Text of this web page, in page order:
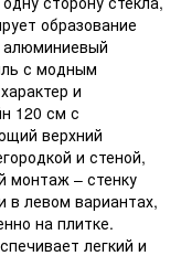
образование
алюминиевый
с модным
и
120 см с
верхний
и стеной,
монтаж – стенку
в левом вариантах,
на плитке.
легкий и